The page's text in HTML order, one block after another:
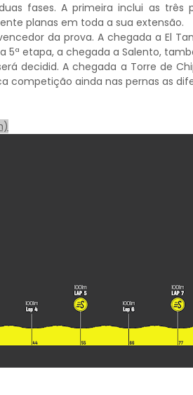
fases. A primeira inclui as três
planas em toda a sua extensão.
da prova. A chegada a El
5ª etapa, a chegada a Salento,
decidid. A chegada a Torre de
competição ainda nas pernas as